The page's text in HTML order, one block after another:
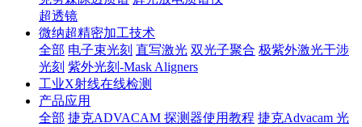
超透镜
微纳超精密加工技术
全部 电子束光刻 直写激光 双光子聚合 极紫外激光干涉
光刻 紫外光刻-Mask Aligners
工业X射线在线检测
产品应用
全部 捷克ADVACAM 探测器使用教程 捷克Advacam 光